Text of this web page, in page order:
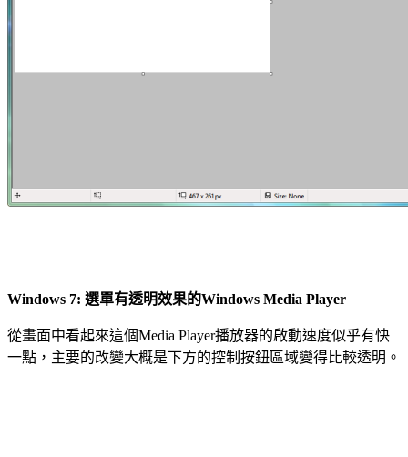
Windows 7: 選單有透明效果的Windows Media Player
從畫面中看起來這個Media Player播放器的啟動速度似乎有快
一點，主要的改變大概是下方的控制按鈕區域變得比較透明。